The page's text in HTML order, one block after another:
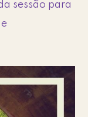
sessão para